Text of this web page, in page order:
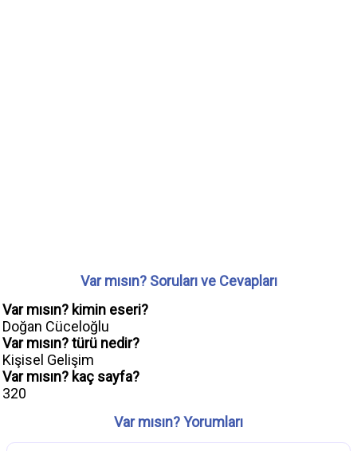
Var mısın? Soruları ve Cevapları
Var mısın? kimin eseri?
Doğan Cüceloğlu
Var mısın? türü nedir?
Kişisel Gelişim
Var mısın? kaç sayfa?
320
Var mısın? Yorumları